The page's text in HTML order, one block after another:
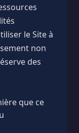
le Site à
non
des
que ce